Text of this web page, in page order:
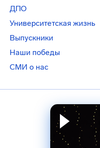
ДПО
Университетская жизнь
Выпускники
Наши победы
СМИ о нас